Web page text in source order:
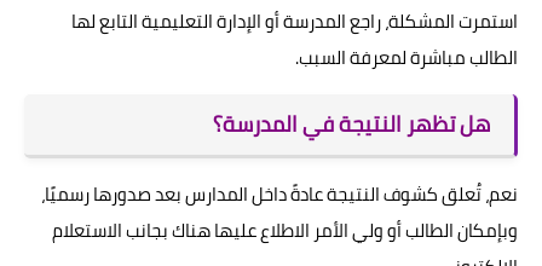
استمرت المشكلة، راجع المدرسة أو الإدارة التعليمية التابع لها
الطالب مباشرة لمعرفة السبب.
هل تظهر النتيجة في المدرسة؟
نعم، تُعلق كشوف النتيجة عادةً داخل المدارس بعد صدورها رسميًا،
وبإمكان الطالب أو ولي الأمر الاطلاع عليها هناك بجانب الاستعلام